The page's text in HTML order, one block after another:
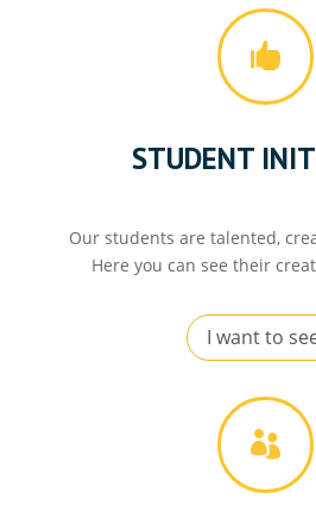

STUDENT
Our students are talented,
Here you can see their
I want to
